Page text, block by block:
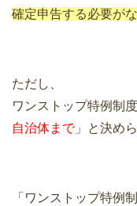
確定申告する必要が
ただし、
ワンストップ特例制
自治体まで」と決め
「ワンストップ特例